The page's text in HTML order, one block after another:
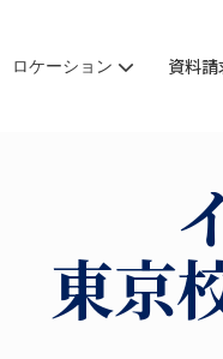
ロケーション 資料請
東京